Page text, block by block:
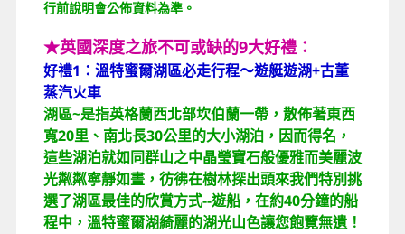
好禮1：溫特蜜爾湖區必走行程～
蒸汽火車
湖區~是指英格蘭西北部坎伯蘭一帶，散佈著東西
寬20里、南北長30公里的大小湖泊，因而得名，
這些湖泊就如同群山之中晶瑩寶石般優雅而美麗波
光粼粼寧靜如畫，彷彿在樹林探出頭來我們特別挑
選了湖區最佳的欣賞方式--遊船，在約40分鐘的船
程中，溫特蜜爾湖綺麗的湖光山色讓您飽覽無遺！